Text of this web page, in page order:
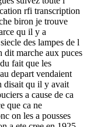
rfi transcription
biron je trouve
qu il y a
des lampes de l
dit marche aux puces
fait que les
depart vendaient
disait qu il y avait
a cause de ca
que ca ne
on les a pousses